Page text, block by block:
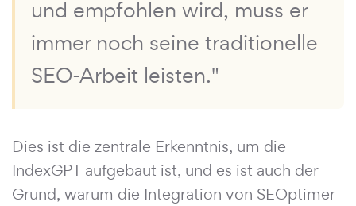
und empfohlen wird, muss er
immer noch seine traditionelle
SEO-Arbeit leisten."
Dies ist die zentrale Erkenntnis, um die
IndexGPT aufgebaut ist, und es ist auch der
Grund, warum die Integration von SEOptimer